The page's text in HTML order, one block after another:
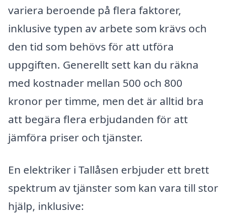
variera beroende på flera faktorer,
inklusive typen av arbete som krävs och
den tid som behövs för att utföra
uppgiften. Generellt sett kan du räkna
med kostnader mellan 500 och 800
kronor per timme, men det är alltid bra
att begära flera erbjudanden för att
jämföra priser och tjänster.
En elektriker i Tallåsen erbjuder ett brett
spektrum av tjänster som kan vara till stor
hjälp, inklusive: